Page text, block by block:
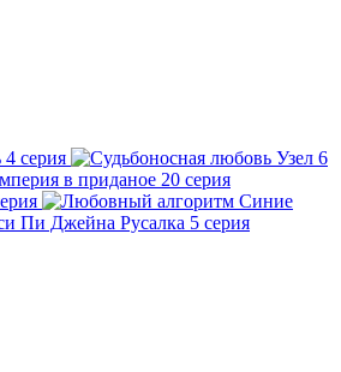
4 серия Узел 6
в приданое 20 серия
Синие
Русалка 5 серия